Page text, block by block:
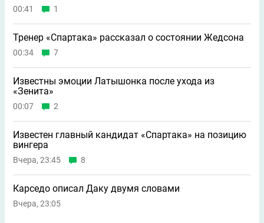
00:41 1
Тренер «Спартака» рассказал о состоянии Жедсона
00:34 7
Известны эмоции Латышонка после ухода из
«Зенита»
00:07 2
Известен главный кандидат «Спартака» на позицию
вингера
Вчера, 23:45 8
Карседо описал Даку двумя словами
Вчера, 23:05